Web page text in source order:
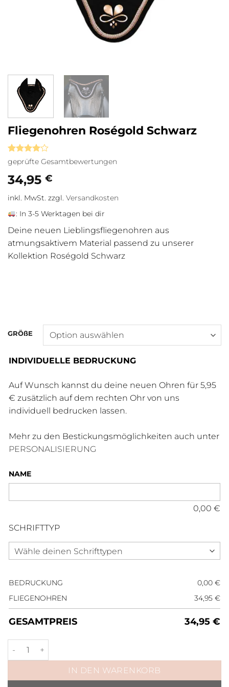
Fliegenohren Roségold Schwarz
Bewertet
mit
von 5,
basierend
1
Kundenbewertung
geprüfte Gesamtbewertungen
34,95 €
inkl. MwSt. zzgl. Versandkosten
: In 3-5 Werktagen bei dir
Deine neuen Lieblingsfliegenohren aus
atmungsaktivem Material passend zu unserer
Kollektion Roségold Schwarz
GRÖßE
INDIVIDUELLE BEDRUCKUNG
Auf Wunsch kannst du deine neuen Ohren für 5,95
€ zusätzlich auf dem rechten Ohr von uns
individuell bedrucken lassen.
Mehr zu den Bestickungsmöglichkeiten auch unter
PERSONALISIERUNG
NAME
0,00 €
SCHRIFTTYP
BEDRUCKUNG 0,00 €
FLIEGENOHREN
34,95 €
GESAMTPREIS 34,95 €
Fliegenohren Roségold Schwarz Menge
IN DEN WARENKORB